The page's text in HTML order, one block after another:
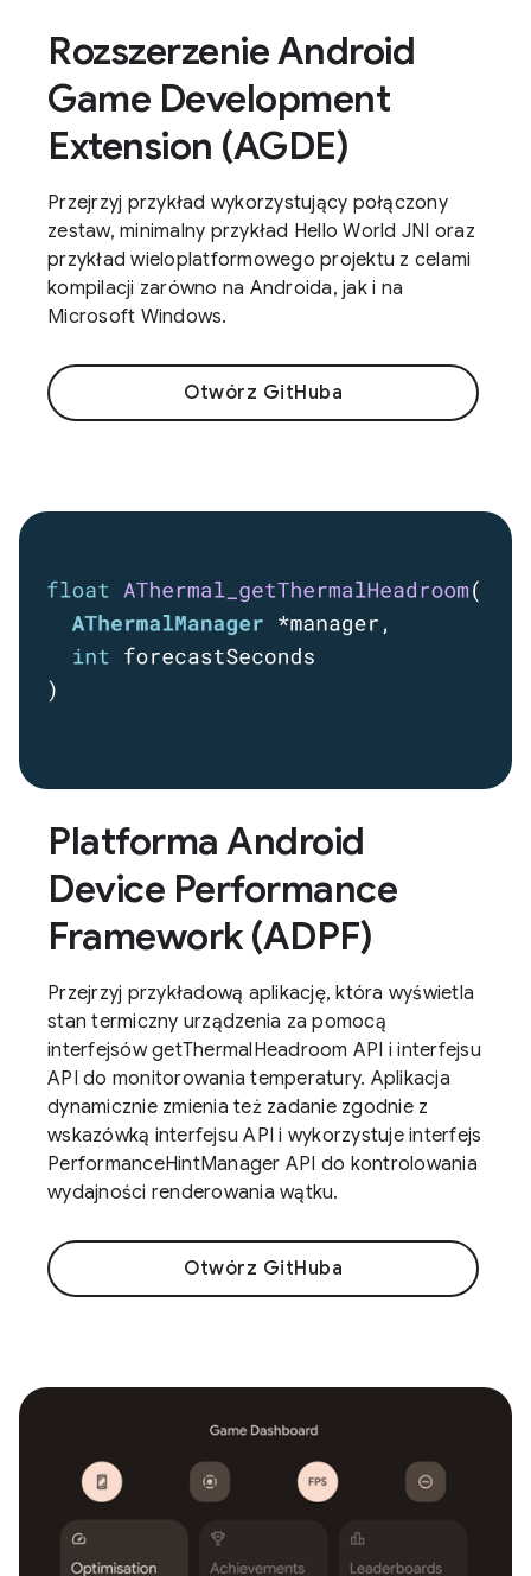
Rozszerzenie Android
Game Development
Extension (AGDE)
Przejrzyj przykład wykorzystujący połączony
zestaw, minimalny przykład Hello World JNI oraz
przykład wieloplatformowego projektu z celami
kompilacji zarówno na Androida, jak i na
Microsoft Windows.
Otwórz GitHuba
Platforma Android
Device Performance
Framework (ADPF)
Przejrzyj przykładową aplikację, która wyświetla
stan termiczny urządzenia za pomocą
interfejsów getThermalHeadroom API i interfejsu
API do monitorowania temperatury. Aplikacja
dynamicznie zmienia też zadanie zgodnie z
wskazówką interfejsu API i wykorzystuje interfejs
PerformanceHintManager API do kontrolowania
wydajności renderowania wątku.
Otwórz GitHuba